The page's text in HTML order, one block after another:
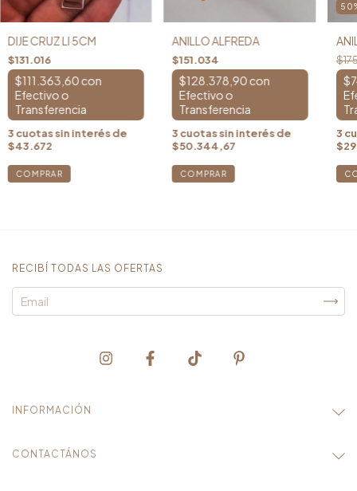
DIJE CRUZ LI 5CM
$131.016
$111.363,60con
3cuotas sin interés de
$43.672
ANILLO ALFREDA
$151.034
$128.378,90con
3cuotas sin interés de
$50.344,67
COMPRAR
50
3
RECIBÍ TODAS LAS OFERTAS
INFORMACIÓN
CONTACTÁNOS